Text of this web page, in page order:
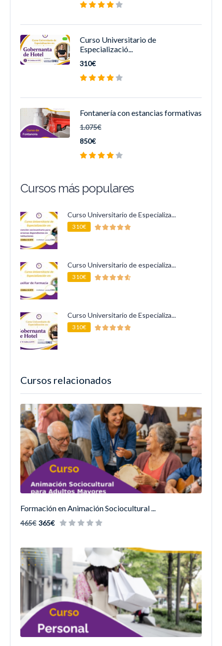
Cursos relacionados
Formación en Animación Sociocultural ...
465€ 365€
Curso Universitario de
Especializació...
310€
Fontanería con estancias formativas
1.075€
850€
Cursos más populares
Curso Universitario de Especializa...
310€
Curso Universitario de especializa...
310€
Curso Universitario de Especializa...
310€